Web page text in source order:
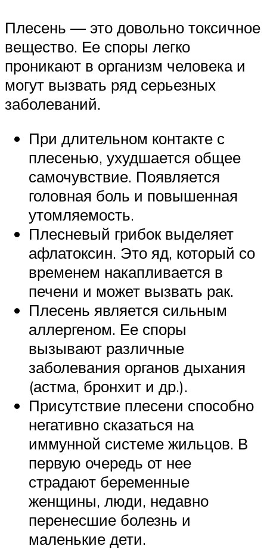
Плесень — это довольно токсичное
вещество. Ее споры легко
проникают в организм человека и
могут вызвать ряд серьезных
заболеваний.
При длительном контакте с
плесенью, ухудшается общее
самочувствие. Появляется
головная боль и повышенная
утомляемость.
Плесневый грибок выделяет
афлатоксин. Это яд, который со
временем накапливается в
печени и может вызвать рак.
Плесень является сильным
аллергеном. Ее споры
вызывают различные
заболевания органов дыхания
(астма, бронхит и др.).
Присутствие плесени способно
негативно сказаться на
иммунной системе жильцов. В
первую очередь от нее
страдают беременные
женщины, люди, недавно
перенесшие болезнь и
маленькие дети.